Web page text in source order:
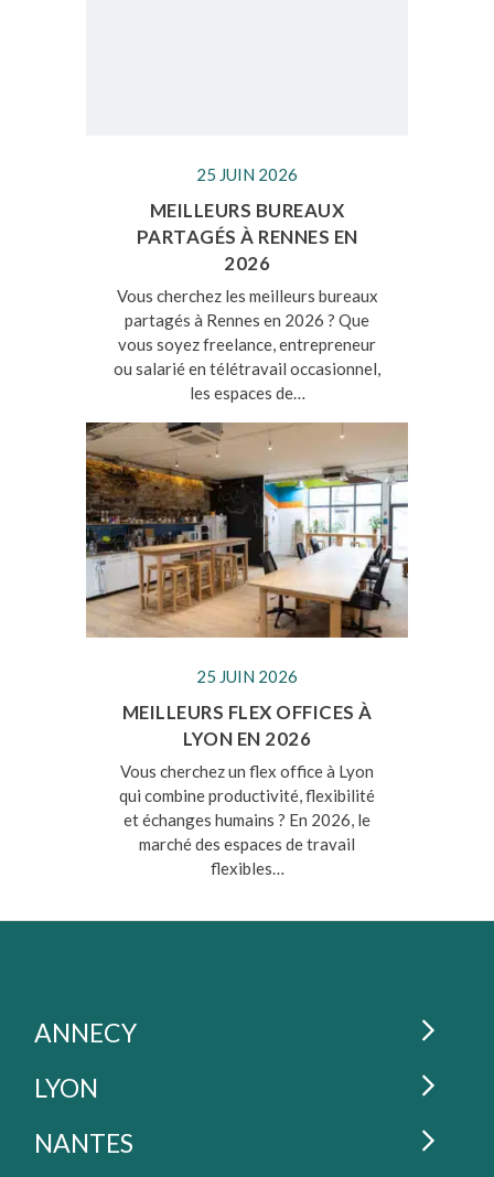
25 JUIN 2026
MEILLEURS BUREAUX
PARTAGÉS À RENNES EN
2026
Vous cherchez les meilleurs bureaux
partagés à Rennes en 2026 ? Que
vous soyez freelance, entrepreneur
ou salarié en télétravail occasionnel,
les espaces de…
25 JUIN 2026
MEILLEURS FLEX OFFICES À
LYON EN 2026
Vous cherchez un flex office à Lyon
qui combine productivité, flexibilité
et échanges humains ? En 2026, le
marché des espaces de travail
flexibles…
ESPACES DE COWORKING À
ANNECY
Coworking : La Cordée
Annecy - Gare
L’espace de travail de la Cordée d’Annecy est un
ESPACES DE COWORKING À
LYON
Coworking : La Cordée
Lyon - Jean Macé
ESPACES DE COWORKING À
NANTES